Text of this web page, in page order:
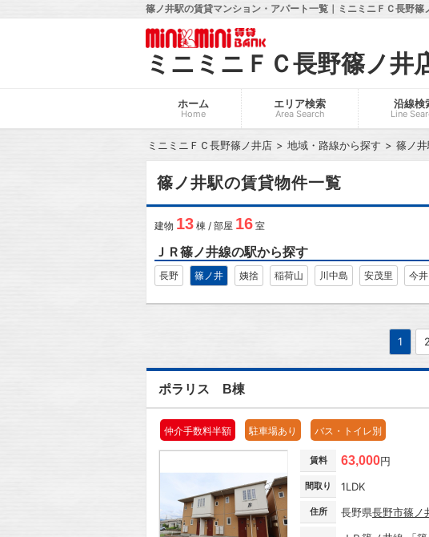
篠ノ井駅の賃貸マンション・アパート一覧｜ミニミニＦＣ長野篠
ミニミニＦＣ長野篠ノ井
ホーム
Home
エリア検索
Area Search
沿線検
Line
ミニミニＦＣ長野篠ノ井店 地域・路線から探す 篠ノ
篠ノ井駅の賃貸物件一覧
建物 13 棟 / 部屋 16 室
ＪＲ篠ノ井線の駅から探す
長野 篠ノ井 姨捨 稲荷山 川中島 安茂里 今井
1 2
ポラリス B棟
仲介手数料半額 駐車場あり バス・トイレ別
賃料 63,000円
間取り 1LDK
住所 長野県長野市篠ノ